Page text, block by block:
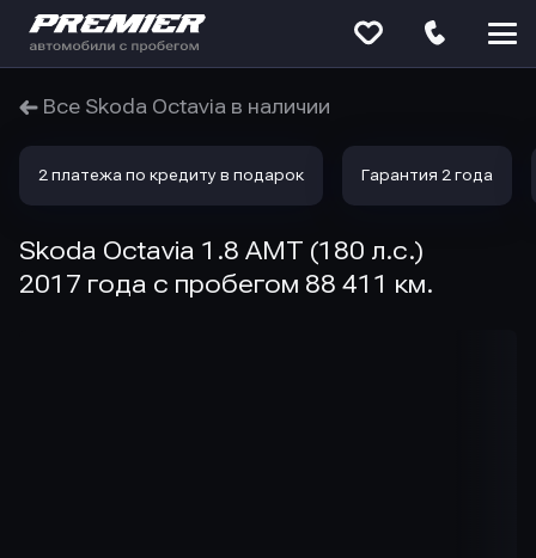
Все Skoda Octavia в наличии
2 платежа по кредиту в подарок Гарантия 2 года
Skoda Octavia 1.8 AMT (180 л.с.)
2017 года с пробегом 88 411 км.